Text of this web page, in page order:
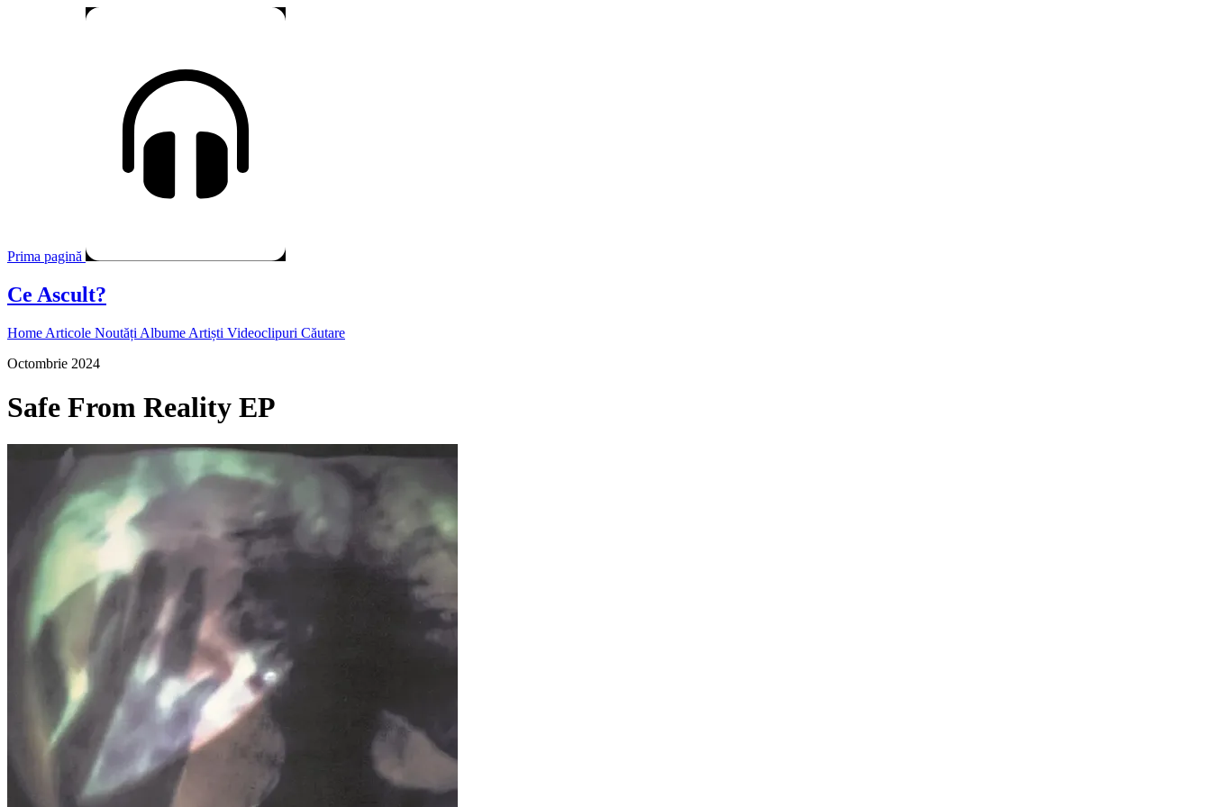
Prima pagină
Ce Ascult?
Home Articole Noutăți Albume Artiști Videoclipuri Căutare
Octombrie 2024
Safe From Reality EP
Pagina externă
Pagina externă
Pagina externă
Pagina externă